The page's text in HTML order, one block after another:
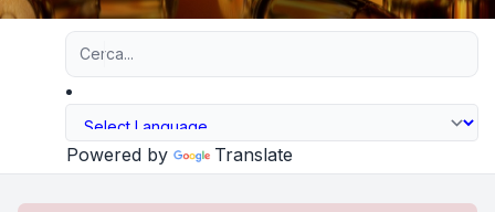
Powered by Translate